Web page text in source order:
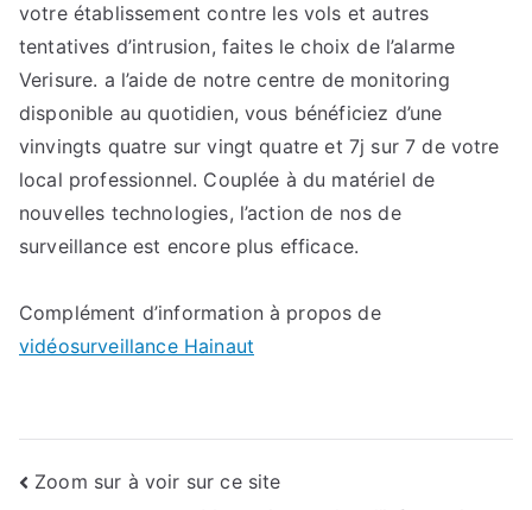
votre établissement contre les vols et autres
tentatives d’intrusion, faites le choix de l’alarme
Verisure. a l’aide de notre centre de monitoring
disponible au quotidien, vous bénéficiez d’une
vinvingts quatre sur vingt quatre et 7j sur 7 de votre
local professionnel. Couplée à du matériel de
nouvelles technologies, l’action de nos de
surveillance est encore plus efficace.
Complément d’information à propos de
vidéosurveillance Hainaut
Navigation
Zoom sur à voir sur ce site